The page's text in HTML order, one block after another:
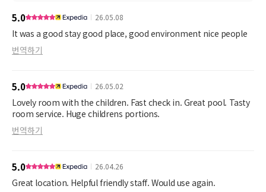
5.0 26.05.08
It was a good stay good place, good environment nice people
번역하기
5.0 26.05.02
Lovely room with the children. Fast check in. Great pool. Tasty
room service. Huge childrens portions.
번역하기
5.0 26.04.26
Great location. Helpful friendly staff. Would use again.